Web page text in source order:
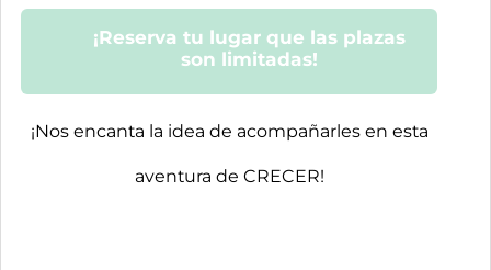
¡Reserva tu lugar que las plazas
son limitadas!
¡Nos encanta la idea de acompañarles en esta
aventura de CRECER!